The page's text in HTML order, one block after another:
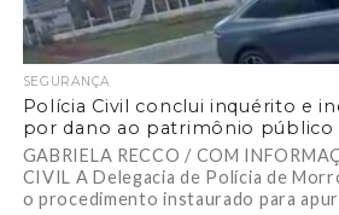
SEGURANÇA
Polícia Civil conclui inquérito e
por dano ao patrimônio público
GABRIELA RECCO / COM
CIVIL A Delegacia de Polícia de
o procedimento instaurado para